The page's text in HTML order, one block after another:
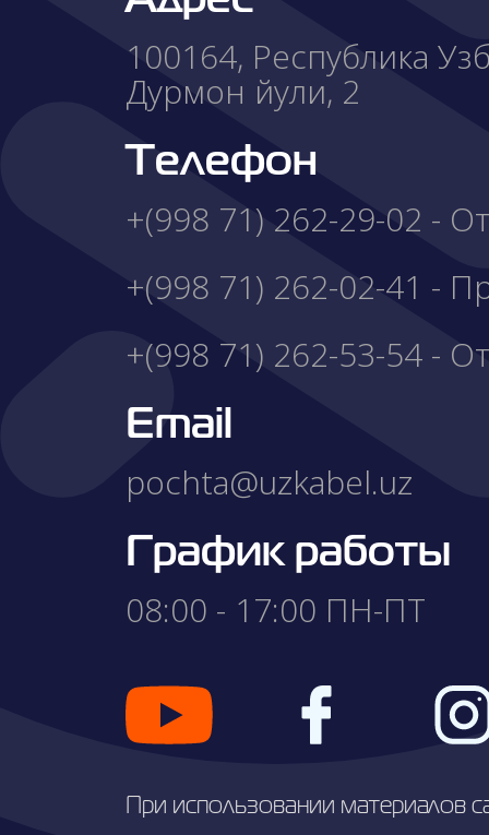
100164, Республика
Дурмон йули, 2
Телефон
+(998 71) 262-29-02 -
+(998 71) 262-02-41 -
+(998 71) 262-53-54 -
Email
pochta@uzkabel.uz
График работы
08:00 - 17:00 ПН-ПТ
При использовании материалов